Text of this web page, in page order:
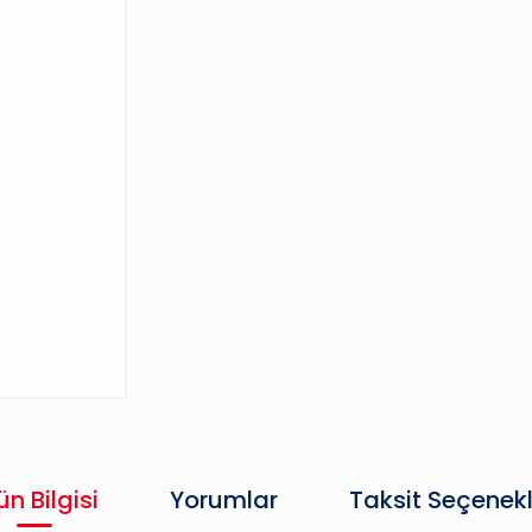
Bilgisi Yorumlar Taksit